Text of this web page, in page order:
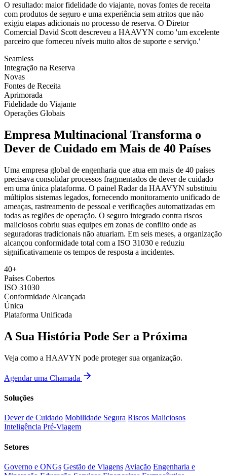
O resultado: maior fidelidade do viajante, novas fontes de receita
com produtos de seguro e uma experiência sem atritos que não
exigiu etapas adicionais no processo de reserva. O Diretor
Comercial David Scott descreveu a HAAVYN como 'um excelente
parceiro que forneceu níveis muito altos de suporte e serviço.'
Seamless
Integração na Reserva
Novas
Fontes de Receita
Aprimorada
Fidelidade do Viajante
Operações Globais
Empresa Multinacional Transforma o
Dever de Cuidado em Mais de 40 Países
Uma empresa global de engenharia que atua em mais de 40 países
precisava consolidar processos fragmentados de dever de cuidado
em uma única plataforma. O painel Radar da HAAVYN substituiu
múltiplos sistemas legados, fornecendo monitoramento unificado de
ameaças, rastreamento de pessoal e verificações automatizadas em
todas as regiões de operação. O seguro integrado contra riscos
maliciosos cobriu suas equipes em zonas de conflito onde as
seguradoras tradicionais não atuariam. Em seis meses, a organização
alcançou conformidade total com a ISO 31030 e reduziu
significativamente os tempos de resposta a incidentes.
40+
Países Cobertos
ISO 31030
Conformidade Alcançada
Única
Plataforma Unificada
A Sua História Pode Ser a Próxima
Veja como a HAAVYN pode proteger sua organização.
Agendar uma Chamada
Soluções
Dever de Cuidado Mobilidade Segura Riscos Maliciosos
Inteligência Pré-Viagem
Setores
Governo e ONGs Gestão de Viagens Aviação Engenharia e